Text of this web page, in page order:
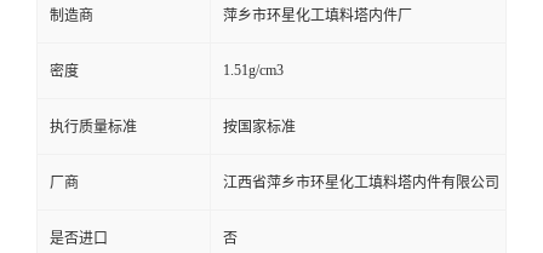
制造商 萍乡市环星化工填料塔内件厂
密度 1.51g/cm3
执行质量标准 按国家标准
厂商 江西省萍乡市环星化工填料塔内件有限公司
是否进口 否